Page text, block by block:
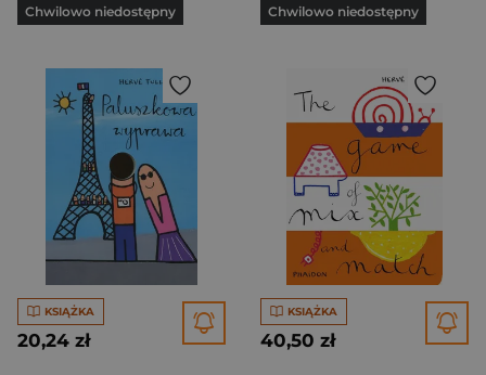
Chwilowo niedostępny Chwilowo niedostępny
KSIĄŻKA
20,24 zł
KSIĄŻKA
40,50 zł